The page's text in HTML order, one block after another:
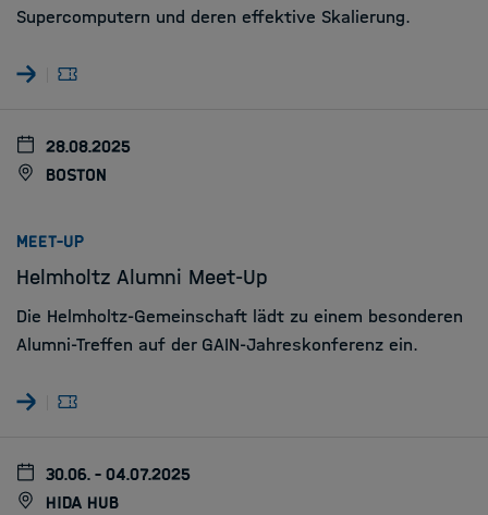
Supercomputern und deren effektive Skalierung.
28.08.2025
Boston
MEET-UP:
Helmholtz Alumni Meet-Up
Die Helmholtz-Gemeinschaft lädt zu einem besonderen
Alumni-Treffen auf der GAIN-Jahreskonferenz ein.
30.06. - 04.07.2025
HIDA Hub